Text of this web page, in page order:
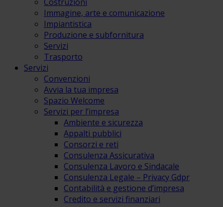
Immagine, arte e comunicazione
Impiantistica
Produzione e subfornitura
Servizi
Trasporto
Servizi
Convenzioni
Avvia la tua impresa
Spazio Welcome
Servizi per l’impresa
Ambiente e sicurezza
Appalti pubblici
Consorzi e reti
Consulenza Assicurativa
Consulenza Lavoro e Sindacale
Consulenza Legale – Privacy Gdpr
Contabilità e gestione d’impresa
Credito e servizi finanziari